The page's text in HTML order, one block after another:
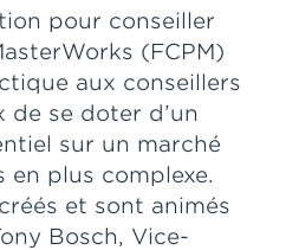
pour conseiller
(FCPM)
aux conseillers
de se doter d’un
sur un marché
plus complexe.
et sont animés
Bosch, Vice-